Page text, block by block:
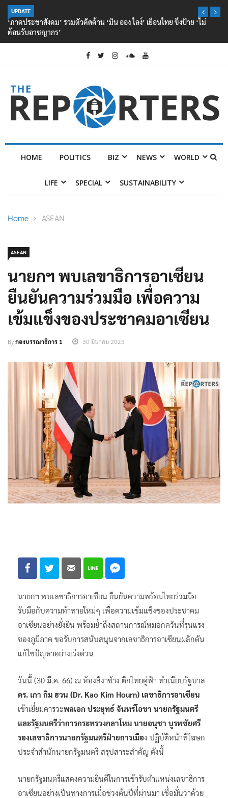
UPDATE
‘ภาคประชาสังคม’ รวมตัวคัดค้าน ‘มิน ออง ไลง์’ เยือนไทย ขึงป้าย ‘ไม่
ต้อนรับอาชญากร’
HOME POLITICS BIZ NEWS WORLD
LIFE SPECIAL SUSTAINABILITY
Home ASEAN
ASEAN
นายกฯ พบเลขาธิการอาเซียน
ยืนยันความร่วมมือ เพื่อความ
เข้มแข็งของประชาคมอาเซียน
Byกองบรรณาธิการ 1 30 มีนาคม 2023
นายกฯ พบเลขาธิการอาเซียน ยืนยันความพร้อมไทยร่วมมือ
รับมือกับความท้าทายใหม่ๆ เพื่อความเข้มแข็งของประชาคม
อาเซียนอย่างยั่งยืน พร้อมย้ำถึงสถานการณ์หมอกควันที่รุนแรง
ของภูมิภาค ขอรับการสนับสนุนจากเลขาธิการอาเซียนผลักดัน
แก้ไขปัญหาอย่างเร่งด่วน
วันนี้ (30 มี.ค. 66) ณ ห้องสีงาช้าง ตึกไทยคู่ฟ้า ทำเนียบรัฐบาล
ดร. เกา กิม ฮวน (Dr. Kao Kim Hourn) เลขาธิการอาเซียน
เข้าเยี่ยมคารวะพลเอก ประยุทธ์ จันทร์โอชา นายกรัฐมนตรี
และรัฐมนตรีว่าการกระทรวงกลาโหม นายอนุชา บูรพชัยศรี
รองเลขาธิการนายกรัฐมนตรีฝ่ายการเมือง ปฏิบัติหน้าที่โฆษก
ประจำสำนักนายกรัฐมนตรี สรุปสาระสำคัญ ดังนี้
นายกรัฐมนตรีแสดงความยินดีในการเข้ารับตำแหน่งเลขาธิการ
อาเซียนอย่างเป็นทางการเมื่อช่วงต้นปีที่ผ่านมา เชื่อมั่นว่าด้วย